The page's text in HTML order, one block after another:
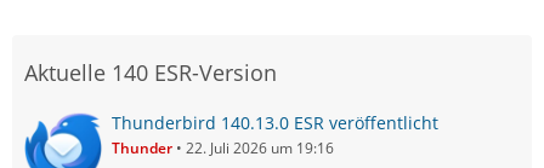
Aktuelle 140 ESR-Version
Thunderbird 140.13.0 ESR veröffentlicht
Thunder 22. Juli 2026 um 19:16